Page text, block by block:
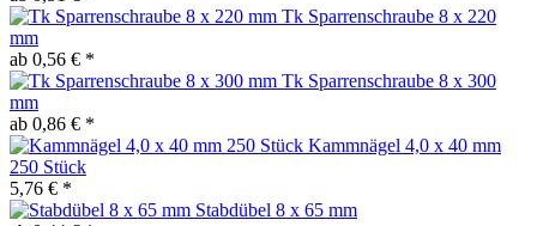
Tk Sparrenschraube 8 x 220
mm
ab 0,56 € *
Tk Sparrenschraube 8 x 300
mm
ab 0,86 € *
Kammnägel 4,0 x 40 mm
250 Stück
5,76 € *
Stabdübel 8 x 65 mm